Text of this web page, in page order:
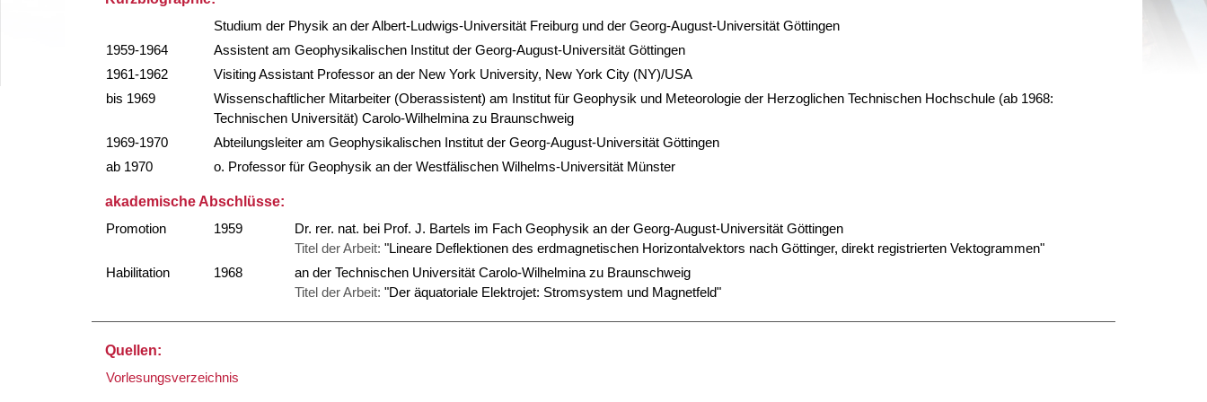
Studium der Physik an der Albert-Ludwigs-Universität Freiburg und der Georg-August-Universität Göttingen
1959-1964
Assistent am Geophysikalischen Institut der Georg-August-Universität Göttingen
1961-1962
Visiting Assistant Professor an der New York University, New York City (NY)/USA
bis 1969
Wissenschaftlicher Mitarbeiter (Oberassistent) am Institut für Geophysik und Meteorologie der Herzoglichen Technischen Hochschule (ab 1968:
Technischen Universität) Carolo-Wilhelmina zu Braunschweig
1969-1970
Abteilungsleiter am Geophysikalischen Institut der Georg-August-Universität Göttingen
ab 1970
o. Professor für Geophysik an der Westfälischen Wilhelms-Universität Münster
akademische Abschlüsse:
Promotion
1959
Dr. rer. nat. bei Prof. J. Bartels im Fach Geophysik an der Georg-August-Universität Göttingen
Titel der Arbeit: "Lineare Deflektionen des erdmagnetischen Horizontalvektors nach Göttinger, direkt registrierten Vektogrammen"
Habilitation
1968
an der Technischen Universität Carolo-Wilhelmina zu Braunschweig
Titel der Arbeit: "Der äquatoriale Elektrojet: Stromsystem und Magnetfeld"
Quellen:
Vorlesungsverzeichnis